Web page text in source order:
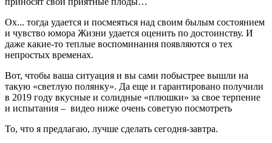
Ох... тогда удается и посмеяться над своим былым состоянием
и чувство юмора Жизни удается оценить по достоинству. И
даже какие-то теплые воспоминания появляются о тех
непростых временах.
Вот, чтобы ваша ситуация и вы сами побыстрее вышли на
такую «светлую полянку». Да еще и гарантировано получили
в 2019 году вкусные и солидные «плюшки» за свое терпение
и испытания – видео ниже очень советую посмотреть
То, что я предлагаю, лучше сделать сегодня-завтра.